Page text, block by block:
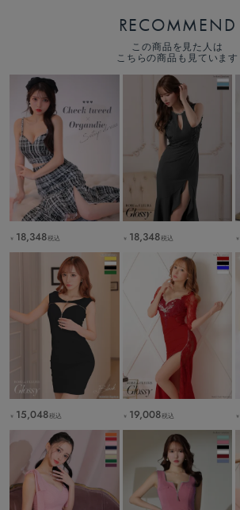
RECOMMEND
この商品を見た人は
こちらの商品も見ています
￥ 18,348税込 ￥ 18,348税込 ￥
￥ 15,048税込 ￥ 19,008税込 ￥